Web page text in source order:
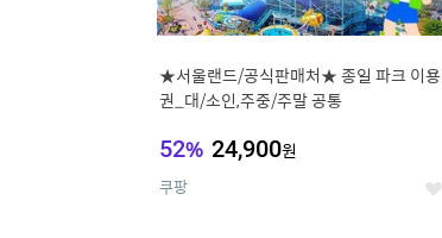
★서울랜드/공식판매처★ 종일 파크 이용
권_대/소인,주중/주말 공통
52% 24,900원
쿠팡 좋